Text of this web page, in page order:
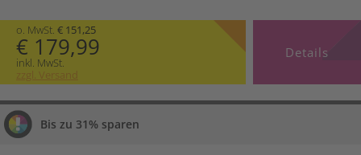
o. MwSt. € 151,25
€ 179,99
inkl. MwSt.
zzgl. Versand
Details
Bis zu 31% sparen